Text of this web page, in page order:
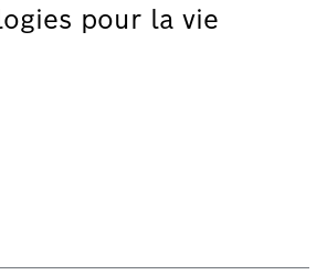
pour la vie